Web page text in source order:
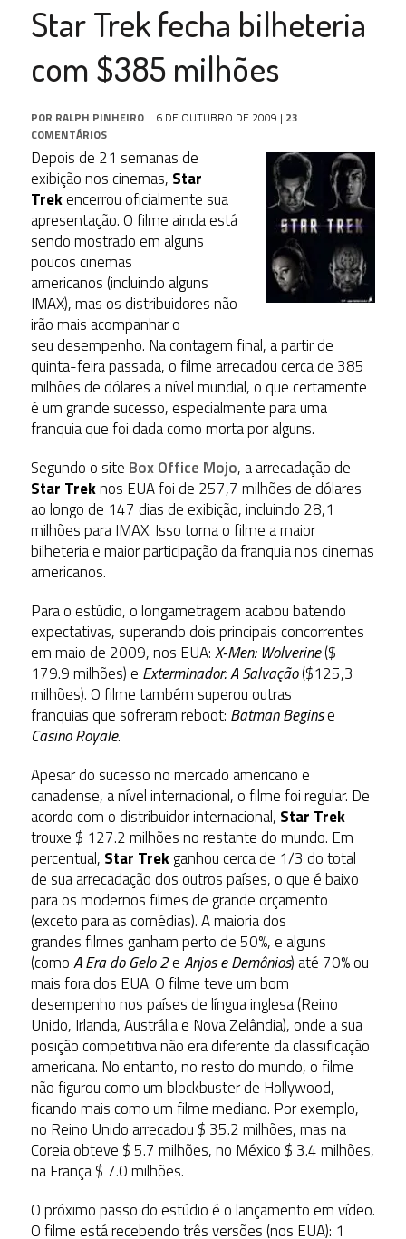
Star Trek fecha bilheteria
com $385 milhões
POR RALPH PINHEIRO 6 DE OUTUBRO DE 2009 | 23
COMENTÁRIOS
Depois de 21 semanas de
exibição nos cinemas, Star
Trekencerrou oficialmente sua
apresentação. O filme ainda está
sendo mostrado em alguns
poucos cinemas
americanos (incluindo alguns
IMAX), mas os distribuidores não
irão mais acompanhar o
seu desempenho. Na contagem final, a partir de
quinta-feira passada, o filme arrecadou cerca de 385
milhões de dólares a nível mundial, o que certamente
é um grande sucesso, especialmente para uma
franquia que foi dada como morta por alguns.
Segundo o site Box Office Mojo, a arrecadação de
Star Treknos EUA foi de 257,7 milhões de dólares
ao longo de 147 dias de exibição, incluindo 28,1
milhões para IMAX. Isso torna o filme a maior
bilheteria e maior participação da franquia nos cinemas
americanos.
Para o estúdio, o longametragem acabou batendo
expectativas, superando dois principais concorrentes
em maio de 2009, nos EUA:X-Men: Wolverine($
179.9 milhões) e Exterminador: A Salvação($125,3
milhões). O filme também superou outras
franquias que sofreram reboot: Batman Beginse
Casino Royale.
Apesar do sucesso no mercado americano e
canadense, a nível internacional, o filme foi regular. De
acordo com o distribuidor internacional, Star Trek
trouxe $ 127.2 milhões no restante do mundo. Em
percentual, Star Trekganhou cerca de 1/3 do total
de sua arrecadação dos outros países, o que é baixo
para os modernos filmes de grande orçamento
(exceto para as comédias). A maioria dos
grandes filmes ganham perto de 50%, e alguns
(comoA Era do Gelo 2eAnjos e Demônios) até 70% ou
mais fora dos EUA. O filme teve um bom
desempenho nos países de língua inglesa (Reino
Unido, Irlanda, Austrália e Nova Zelândia), onde a sua
posição competitiva não era diferente da classificação
americana. No entanto, no resto do mundo, o filme
não figurou como um blockbuster de Hollywood,
ficando mais como um filme mediano. Por exemplo,
no Reino Unido arrecadou $ 35.2 milhões, mas na
Coreia obteve $ 5.7 milhões, no México $ 3.4 milhões,
na França $ 7.0 milhões.
O próximo passo do estúdio é o lançamento em vídeo.
O filme está recebendo três versões (nos EUA): 1